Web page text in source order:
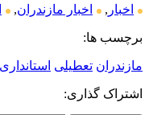
اخبار , اخبار مازندران,
برچسب ها:
مازندران تعطیلی
اشتراک گذاری: